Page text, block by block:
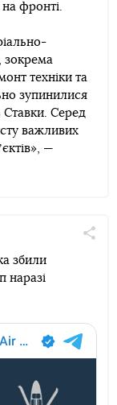
фронті.
зокрема
техніки та
зупинилися
Ставки. Серед
важливих
—
збили
наразі